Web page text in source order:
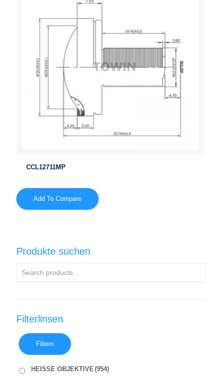
CCL12711MP
Add To Compare
Produkte suchen
Filterlinsen
Filtern
HEISSE OBJEKTIVE(954)